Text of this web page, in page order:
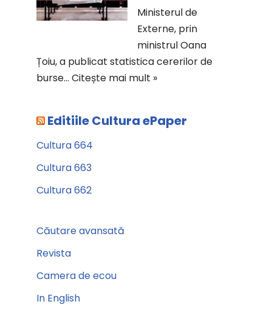
Ministerul de
Externe, prin
ministrul Oana
Țoiu, a publicat statistica cererilor de
burse… Citește mai mult »
Editiile Cultura ePaper
Cultura 664
Cultura 663
Cultura 662
Căutare avansată
Revista
Camera de ecou
In English